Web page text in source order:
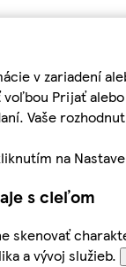
v zariadení
Prijať
Vaše
na
s cieľom
skenovať
a vývoj služieb.